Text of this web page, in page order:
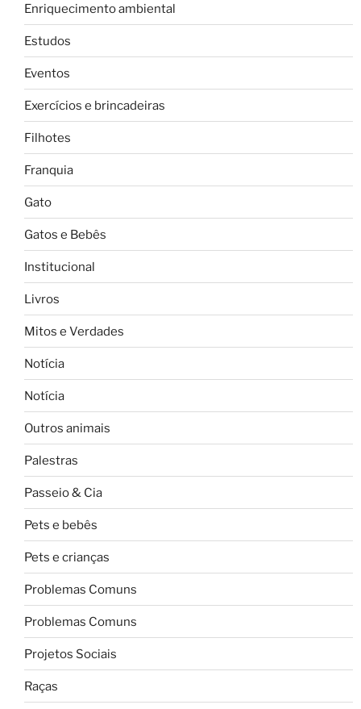
Enriquecimento ambiental
Estudos
Eventos
Exercícios e brincadeiras
Filhotes
Franquia
Gato
Gatos e Bebês
Institucional
Livros
Mitos e Verdades
Notícia
Notícia
Outros animais
Palestras
Passeio & Cia
Pets e bebês
Pets e crianças
Problemas Comuns
Problemas Comuns
Projetos Sociais
Raças